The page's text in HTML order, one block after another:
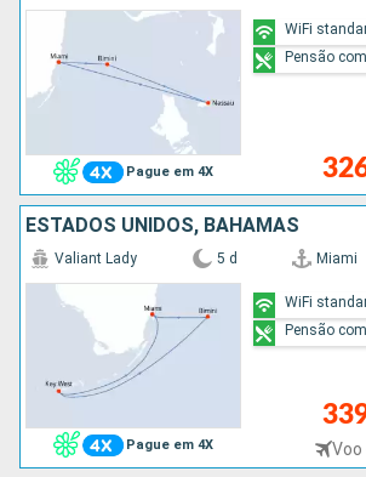
Pague em 4X
WiFi
Pensão
ESTADOS UNIDOS, BAHAMAS
Pague em 4X
Valiant Lady 5 d Miami
Voo
WiFi
Pensão